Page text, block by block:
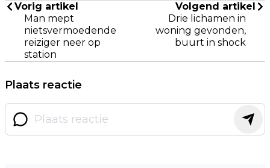
Vorig artikel
Man mept
nietsvermoedende
reiziger neer op
station
Volgend artikel
Drie lichamen in
woning gevonden,
buurt in shock
Plaats reactie